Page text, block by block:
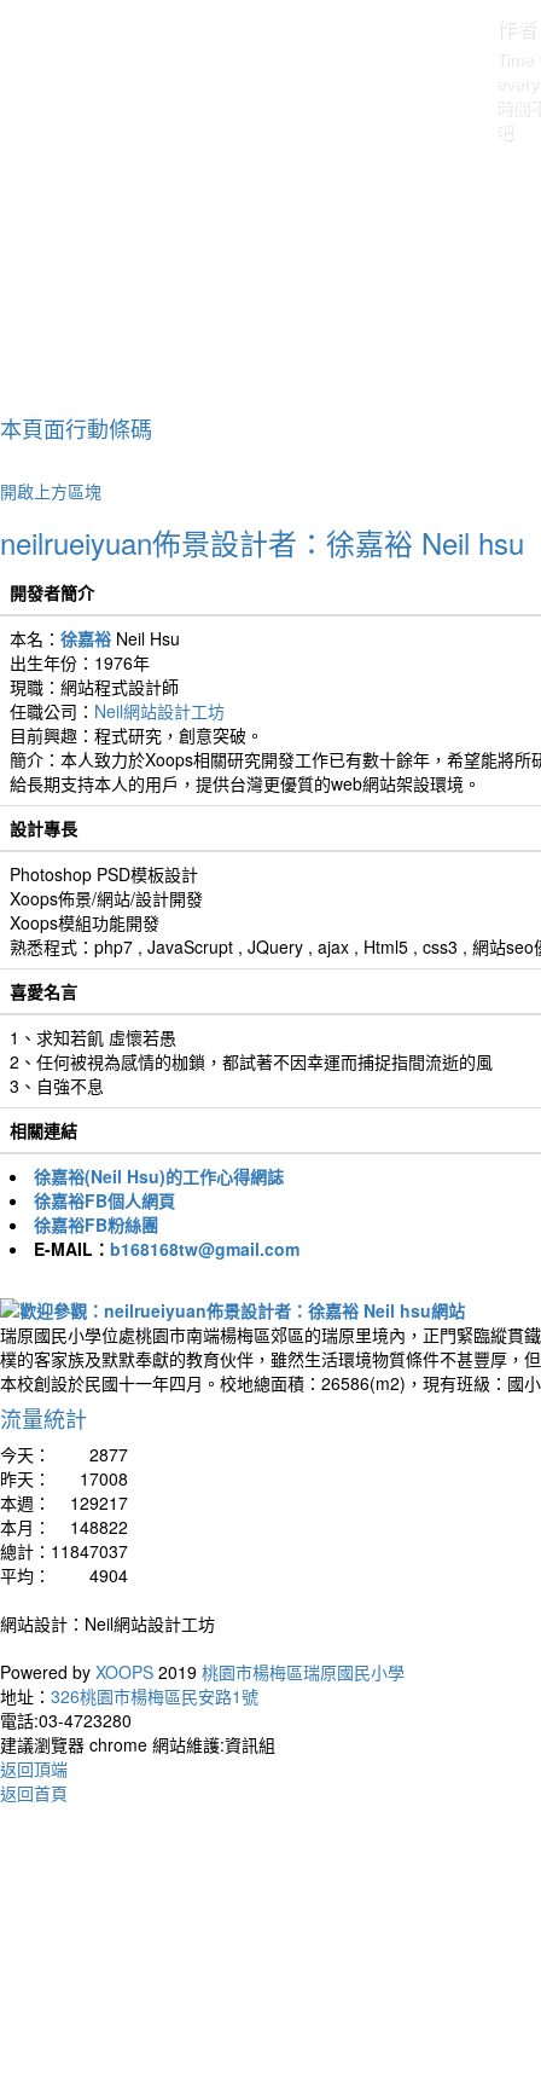
作
時間
吧
生命
The
開始
本頁面行動條碼
開啟上方區塊
neilrueiyuan佈景設計者：徐嘉裕 Neil hsu
開發者簡介
本名： 徐嘉裕 Neil Hsu
出生年份：1976年
現職：網站程式設計師
任職公司： Neil網站設計工坊
目前興趣：程式研究，創意突破。
簡介：本人致力於Xoops相關研究開發工作已有數十餘年，希望能將
給長期支持本人的用戶，提供台灣更優質的web網站架設環境。
設計專長
Photoshop PSD模板設計
Xoops佈景/網站/設計開發
Xoops模組功能開發
熟悉程式：php7 , JavaScrupt , JQuery , ajax , Html5 , css3 , 網站seo
喜愛名言
1、求知若飢 虛懷若愚
2、任何被視為感情的枷鎖，都試著不因幸運而捕捉指間流逝的風
3、自強不息
相關連結
徐嘉裕(Neil Hsu)的工作心得網誌
徐嘉裕FB個人網頁
徐嘉裕FB粉絲團
E-MAIL： b168168tw@gmail.com
瑞原國民小學位處桃園市南端楊梅區郊區的瑞原里境內，正門緊臨縱貫
樸的客家族及默默奉獻的教育伙伴，雖然生活環境物質條件不甚豐厚，
本校創設於民國十一年四月。校地總面積：26586(m2)，現有班級：國
流量統計
今天：
2877
昨天：
17008
本週：
129217
本月：
148822
總計： 11847037
平均：
4904
網站設計：Neil網站設計工坊
Powered by XOOPS 2019 桃園市楊梅區瑞原國民小學
地址： 326桃園市楊梅區民安路1號
電話:03-4723280
建議瀏覽器 chrome 網站維護:資訊組
返回頂端
返回首頁